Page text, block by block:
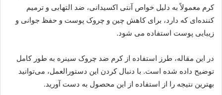
کرم معمولاً به دلیل خواص آنتی اکسیدانی، ضد التهابی و ترمیم
کننده‌ای که دارد، برای کاهش چین و چروک پوست و حفظ جوانی و
زیبایی پوست استفاده می شود.
در این مقاله، طرز استفاده از کرم ضد چروک سینره به طور کامل
توضیح داده شده است. با دنبال کردن این دستورالعمل، می‌توانید
بهترین نتیجه را از استفاده از این محصول به دست آورید.